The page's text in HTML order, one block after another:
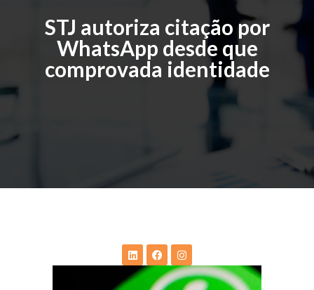
STJ autoriza citação por
WhatsApp desde que
comprovada identidade